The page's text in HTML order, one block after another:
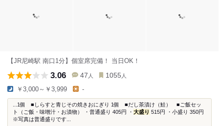
【JR尼崎駅 南口1分】個室席完備！ 当日OK！
3.06 47 人 1055 人
￥3,000～￥3,999 -
...1個 ■しらすと青じその焼きおにぎり 1個 ■だし茶漬け（鮭） ■ご飯セッ
ト（ご飯・味噌汁・お漬物） ・普通盛り 405円 ・ 大盛り 515円 ・小盛り 350円
※写真は普通盛りです...